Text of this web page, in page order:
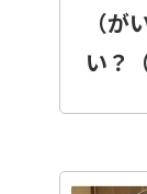
（
い？